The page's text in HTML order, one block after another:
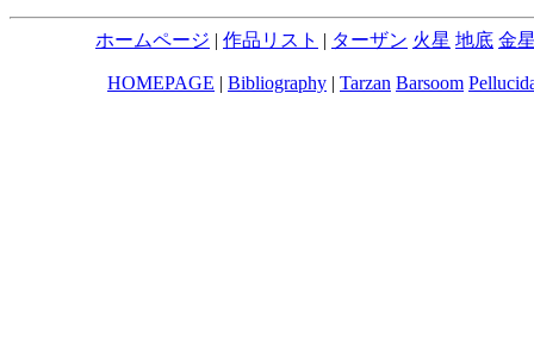
ホームページ | 作品リスト | ターザン 火星 地底 金
HOMEPAGE | Bibliography | Tarzan Barsoom